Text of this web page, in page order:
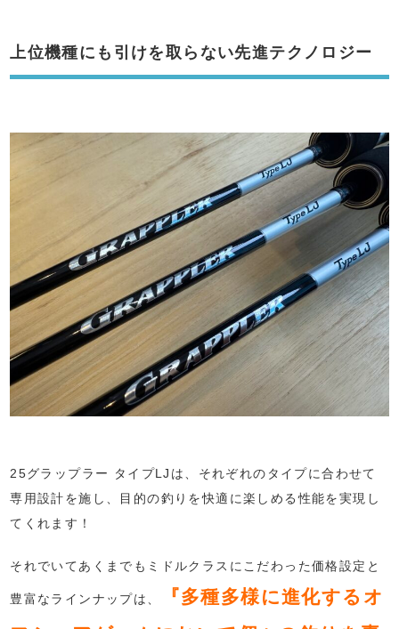
上位機種にも引けを取らない先進テクノロジー
25グラップラー タイプLJは、それぞれのタイプに合わせて
専用設計を施し、目的の釣りを快適に楽しめる性能を実現し
てくれます！
それでいてあくまでもミドルクラスにこだわった価格設定と
豊富なラインナップは、
『多種多様に進化するオ